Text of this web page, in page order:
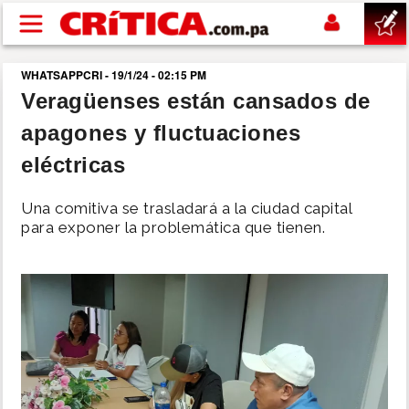
Pasar al contenido principal
buscar
SUCESOS
POLÍTICA
SHOW
DEPORTES
MUNDO
WHATSAPPCRI - 19/1/24 - 02:15 PM
Veragüenses están cansados de
apagones y fluctuaciones
eléctricas
Una comitiva se trasladará a la ciudad capital
para exponer la problemática que tienen.